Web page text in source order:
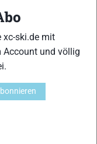
46
48
xc-ski.de mit
Account und völlig